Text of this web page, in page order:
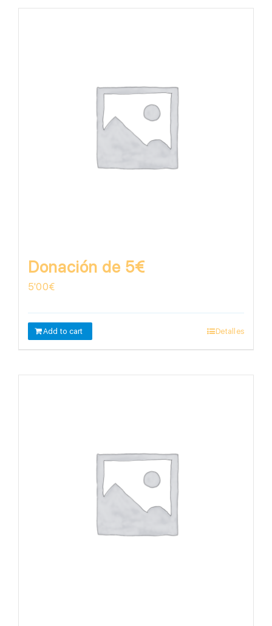
Donación de 5€
5'00€
Add to cart Detalles